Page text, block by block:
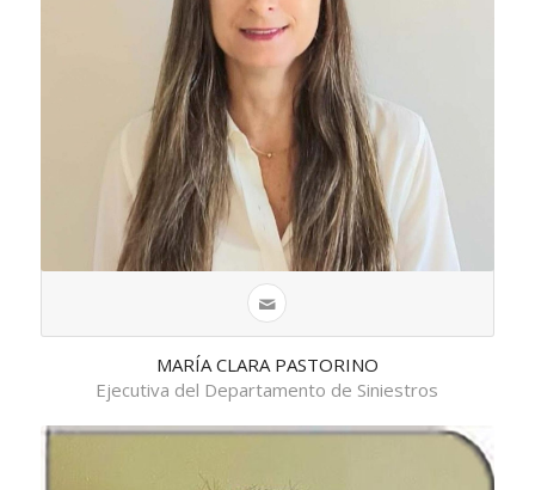
MARÍA CLARA PASTORINO
Ejecutiva del Departamento de Siniestros